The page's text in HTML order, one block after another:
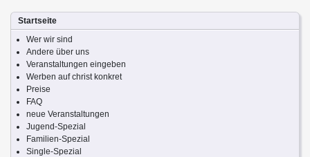
Startseite
Wer wir sind
Andere über uns
Veranstaltungen eingeben
Werben auf christ konkret
Preise
FAQ
neue Veranstaltungen
Jugend-Spezial
Familien-Spezial
Single-Spezial